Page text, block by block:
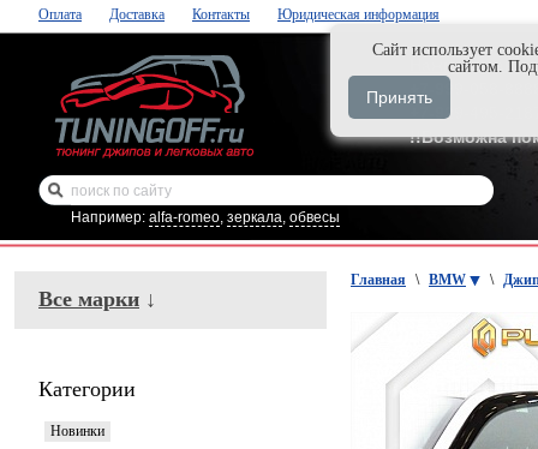
Оплата Доставка Контакты Юридическая информация
Нажми и
+7-929-495-
!!Возможна
Например: alfa-romeo, зеркала, обвесы
Все марки ↓
Категории
Новинки
Главная \ BMW \
Cайт использует
сайтом.
Принять